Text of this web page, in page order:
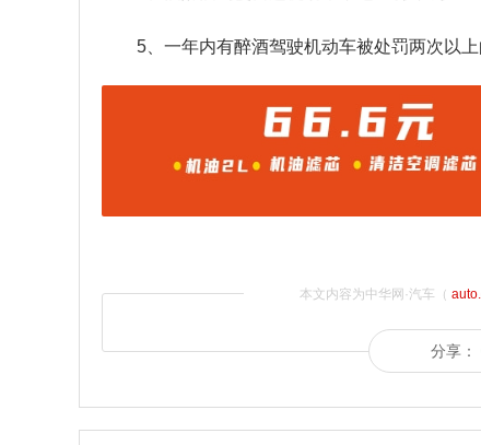
5、一年内有醉酒驾驶机动车被处罚两次以
本文内容为中华网·汽车（
分享：